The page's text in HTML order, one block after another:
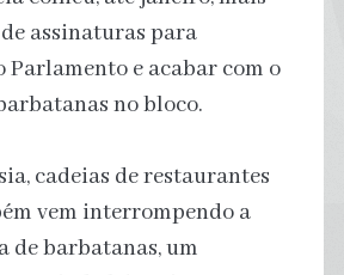
assinaturas para
Parlamento e acabar com o
no bloco.
cadeias de restaurantes
vem interrompendo a
de barbatanas, um